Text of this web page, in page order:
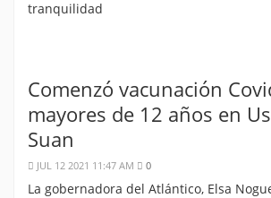
tranquilidad
Comenzó vacunación
mayores de 12 años en
Suan
JUL 12 2021 11:47 AM 0
La gobernadora del Atlántico, Elsa